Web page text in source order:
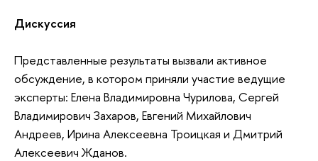
Дискуссия
Представленные результаты вызвали активное
обсуждение, в котором приняли участие ведущие
эксперты: Елена Владимировна Чурилова, Сергей
Владимирович Захаров, Евгений Михайлович
Андреев, Ирина Алексеевна Троицкая и Дмитрий
Алексеевич Жданов.